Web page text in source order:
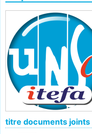
titre documents joints